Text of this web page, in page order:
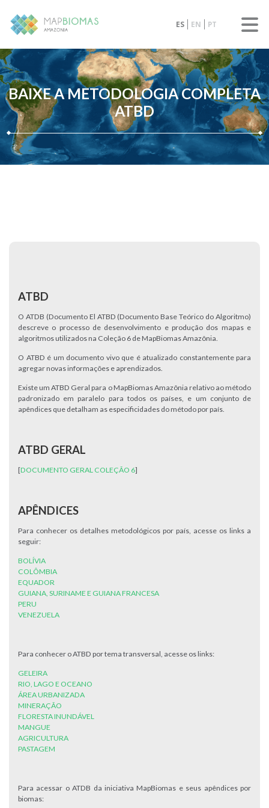
ES EN PT
BAIXE A METODOLOGIA COMPLETA
ATBD
ATBD
O ATDB (Documento El ATBD (Documento Base Teórico do Algoritmo)
descreve o processo de desenvolvimento e produção dos mapas e
algoritmos utilizados na Coleção 6 de MapBiomas Amazônia.
O ATBD é um documento vivo que é atualizado constantemente para
agregar novas informações e aprendizados.
Existe um ATBD Geral para o MapBiomas Amazônia relativo ao método
padronizado em paralelo para todos os países, e um conjunto de
apêndices que detalham as especificidades do método por país.
ATBD GERAL
[DOCUMENTO GERAL COLEÇÃO 6]
APÊNDICES
Para conhecer os detalhes metodológicos por país, acesse os links a
seguir:
BOLÍVIA
COLÔMBIA
EQUADOR
GUIANA, SURINAME E GUIANA FRANCESA
PERU
VENEZUELA
Para conhecer o ATBD por tema transversal, acesse os links:
GELEIRA
RIO, LAGO E OCEANO
ÁREA URBANIZADA
MINERAÇÃO
FLORESTA INUNDÁVEL
MANGUE
AGRICULTURA
PASTAGEM
Para acessar o ATDB da iniciativa MapBiomas e seus apêndices por
biomas: